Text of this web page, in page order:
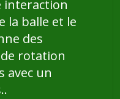
interaction
la balle et le
des
rotation
avec un